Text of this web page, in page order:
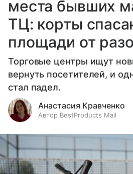
места бывших
ТЦ: корты
площади от
Торговые центры ищут
вернуть посетителей, и
стал падел.
Анастасия Кравченко
Автор BestProducts Mail